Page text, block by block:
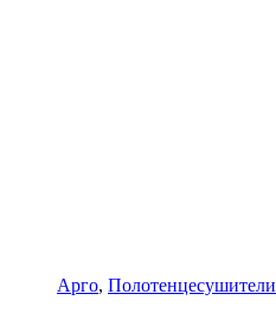
Арго, Полотенцесушители